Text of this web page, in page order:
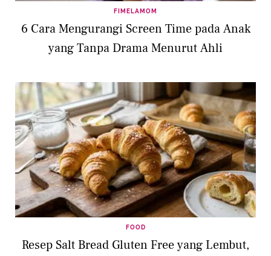
FIMELAMOM
6 Cara Mengurangi Screen Time pada Anak
yang Tanpa Drama Menurut Ahli
FOOD
Resep Salt Bread Gluten Free yang Lembut,